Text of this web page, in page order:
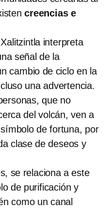
creencias e
interpreta
señal de la
cambio de ciclo en la
una advertencia.
que no
del volcán, ven a
de fortuna, por
clase de deseos y
se relaciona a este
de purificación y
como un canal